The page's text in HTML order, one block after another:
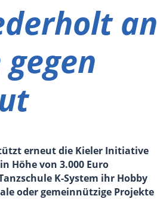
an
erneut die Kieler Initiative
Höhe von 3.000 Euro
K-System ihr Hobby
oder gemeinnützige Projekte